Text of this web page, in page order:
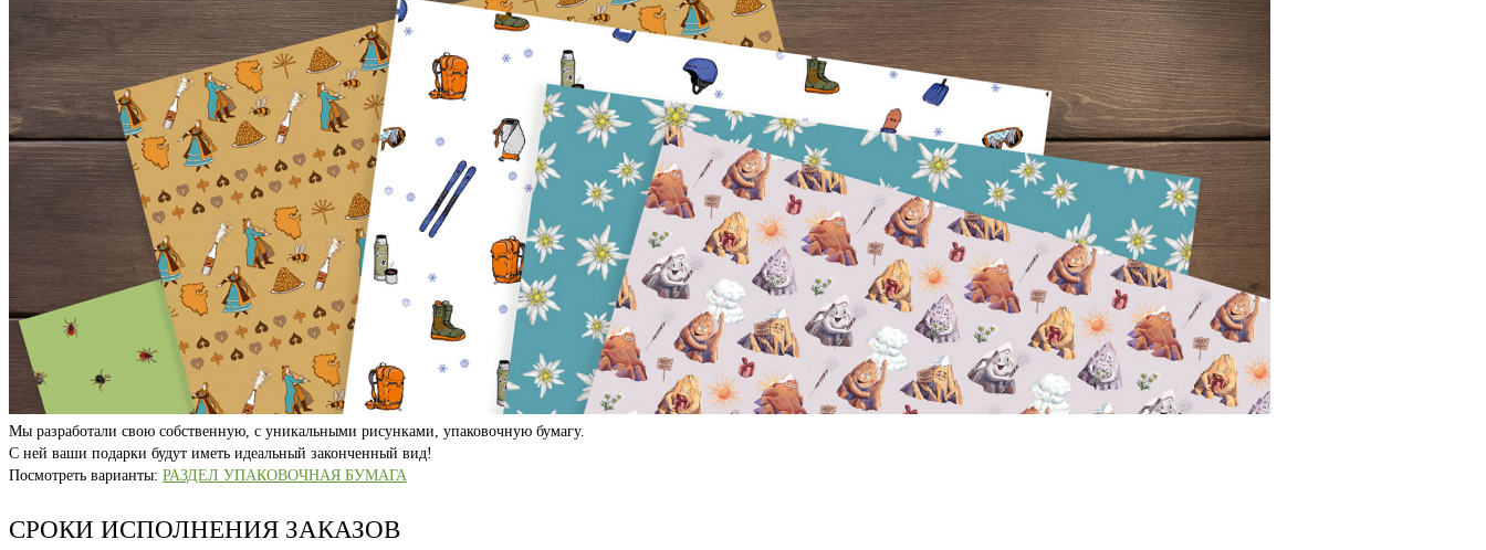
Мы разработали свою собственную, с уникальными рисунками, упаковочную бумагу.
С ней ваши подарки будут иметь идеальный законченный вид!
Посмотреть варианты: РАЗДЕЛ УПАКОВОЧНАЯ БУМАГА
СРОКИ ИСПОЛНЕНИЯ ЗАКАЗОВ